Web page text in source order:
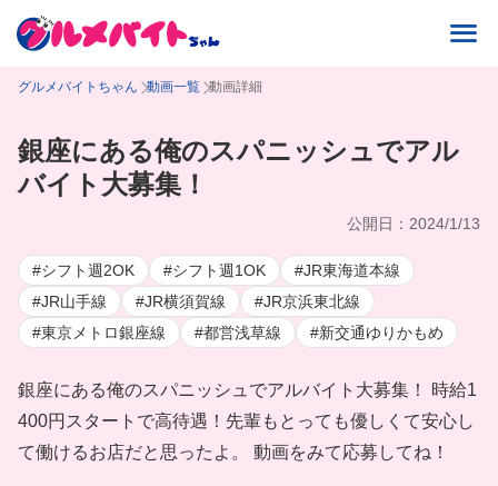
グルメバイトちゃん 動画一覧 動画詳細
銀座にある俺のスパニッシュでアル
バイト大募集！
公開日：2024/1/13
#シフト週2OK #シフト週1OK
#JR東海道本線
#JR山手線
#JR横須賀線
#JR京浜東北線
#東京メトロ銀座線
#都営浅草線 #新交通ゆりかもめ
銀座にある俺のスパニッシュでアルバイト大募集！ 時給1
400円スタートで高待遇！先輩もとっても優しくて安心し
て働けるお店だと思ったよ。 動画をみて応募してね！